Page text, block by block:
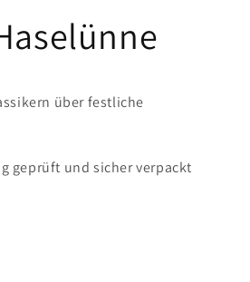
über festliche
geprüft und sicher verpackt